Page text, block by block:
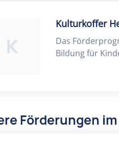
K
Kulturkoffer
Das
Bildung für
Förderungen